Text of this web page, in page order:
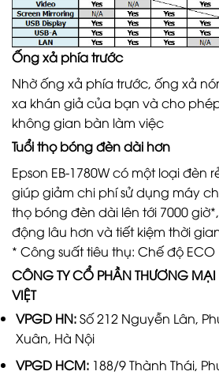
Ống xả phía trước
Nhờ ống xả phía trước, ống xả
xa khán giả của bạn và cho
không gian bàn làm việc
Tuổi thọ bóng đèn dài hơn
Epson EB-1780W có một loại đèn
giúp giảm chi phí sử dụng máy
thọ bóng đèn dài lên tới 7000
động lâu hơn và tiết kiệm thời
* Công suất tiêu thụ: Chế độ ECO
CÔNG TY CỔ PHẦN THƯƠNG MẠI
VIỆT
VPGD HN:Số 212 Nguyễn Lân,
Xuân, Hà Nội
VPGD HCM: 188/9 Thành Thái,